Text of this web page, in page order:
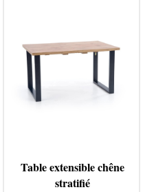
Table extensible chêne
stratifié